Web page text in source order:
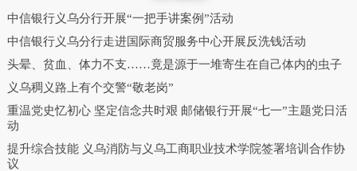
中信银行义乌分行开展“一把手讲案例”活动
中信银行义乌分行走进国际商贸服务中心开展反洗钱活动
头晕、贫血、体力不支……竟是源于一堆寄生在自己体内的虫子
义乌稠义路上有个交警“敬老岗”
重温党史忆初心 坚定信念共时艰 邮储银行开展“七一”主题党日活
动
提升综合技能 义乌消防与义乌工商职业技术学院签署培训合作协
议